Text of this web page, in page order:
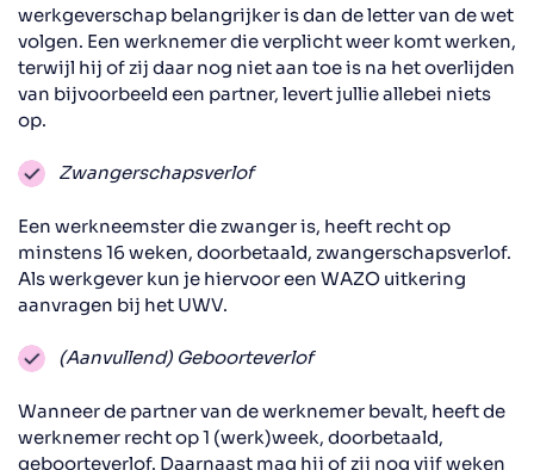
werkgeverschap belangrijker is dan de letter van de wet
volgen. Een werknemer die verplicht weer komt werken,
terwijl hij of zij daar nog niet aan toe is na het overlijden
van bijvoorbeeld een partner, levert jullie allebei niets
op.
Zwangerschapsverlof
Een werkneemster die zwanger is, heeft recht op
minstens 16 weken, doorbetaald, zwangerschapsverlof.
Als werkgever kun je hiervoor een WAZO uitkering
aanvragen bij het UWV.
(Aanvullend) Geboorteverlof
Wanneer de partner van de werknemer bevalt, heeft de
werknemer recht op 1 (werk)week, doorbetaald,
geboorteverlof. Daarnaast mag hij of zij nog vijf weken